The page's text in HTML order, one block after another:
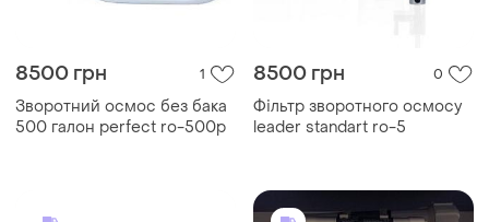
8500 грн 1
Зворотний осмос без бака
500 галон perfect ro-500p
8500 грн 0
Фільтр зворотного осмосу
leader standart ro-5